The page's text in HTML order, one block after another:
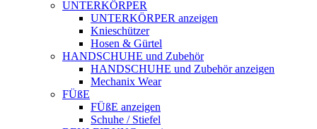
UNTERKÖRPER
UNTERKÖRPER anzeigen
Knieschützer
Hosen & Gürtel
HANDSCHUHE und Zubehör
HANDSCHUHE und Zubehör anzeigen
Mechanix Wear
FÜßE
FÜßE anzeigen
Schuhe / Stiefel